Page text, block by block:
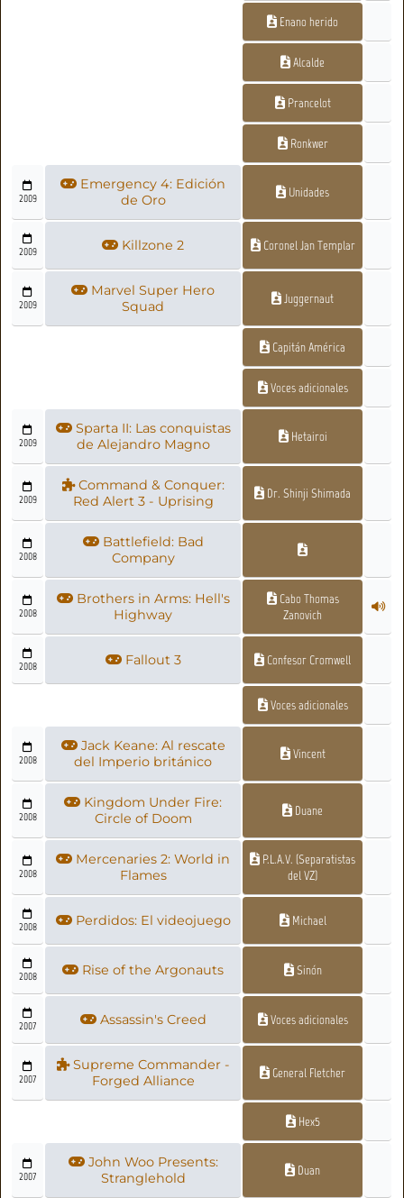
Enano herido
Alcalde
Prancelot
Ronkwer
2009
Emergency 4: Edición
de Oro
Unidades
2009 Killzone 2 Coronel Jan Templar
2009
Marvel Super Hero
Squad
Juggernaut
Capitán América
Voces adicionales
2009
Sparta II: Las conquistas
de Alejandro Magno
Hetairoi
2009
Command & Conquer:
Red Alert 3 - Uprising
Dr. Shinji Shimada
2008
Battlefield: Bad
Company
2008
Brothers in Arms: Hell's
Highway
Cabo Thomas
Zanovich
2008 Fallout 3 Confesor Cromwell
Voces adicionales
2008
Jack Keane: Al rescate
del Imperio británico
Vincent
2008
Kingdom Under Fire:
Circle of Doom
Duane
2008
Mercenaries 2: World in
Flames
P.L.A.V. (Separatistas
del VZ)
2008 Perdidos: El videojuego Michael
2008 Rise of the Argonauts Sinón
2007 Assassin's Creed Voces adicionales
2007
Supreme Commander -
Forged Alliance
General Fletcher
Hex5
2007
John Woo Presents:
Stranglehold
Duan